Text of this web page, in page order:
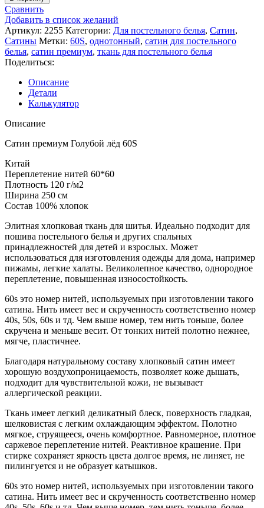
Сравнить
Добавить в список желаний
Артикул: 2255 Категории: Для постельного белья, Сатин,
Сатины Метки: 60S, однотонный, сатин для постельного
белья, сатин премиум, ткань для постельного белья
Поделиться:
Описание
Детали
Калькулятор
Описание
Сатин премиум Голубой лёд 60S
Китай
Переплетение нитей 60*60
Плотность 120 г/м2
Ширина 250 см
Состав 100% хлопок
Элитная хлопковая ткань для шитья. Идеально подходит для
пошива постельного белья и других спальных
принадлежностей для детей и взрослых. Может
использоваться для изготовления одежды для дома, например
пижамы, легкие халаты. Великолепное качество, однородное
переплетение, повышенная износостойкость.
60s это номер нитей, используемых при изготовлении такого
сатина. Нить имеет вес и скрученность соответственно номер
40s, 50s, 60s и тд. Чем выше номер, тем нить тоньше, более
скручена и меньше весит. От тонких нитей полотно нежнее,
мягче, пластичнее.
Благодаря натуральному составу хлопковый сатин имеет
хорошую воздухопроницаемость, позволяет коже дышать,
подходит для чувствительной кожи, не вызывает
аллергической реакции.
Ткань имеет легкий деликатный блеск, поверхность гладкая,
шелковистая с легким охлаждающим эффектом. Полотно
мягкое, струящееся, очень комфортное. Равномерное, плотное
саржевое переплетение нитей. Реактивное крашение. При
стирке сохраняет яркость цвета долгое время, не линяет, не
пилингуется и не образует катышков.
60s это номер нитей, используемых при изготовлении такого
сатина. Нить имеет вес и скрученность соответственно номер